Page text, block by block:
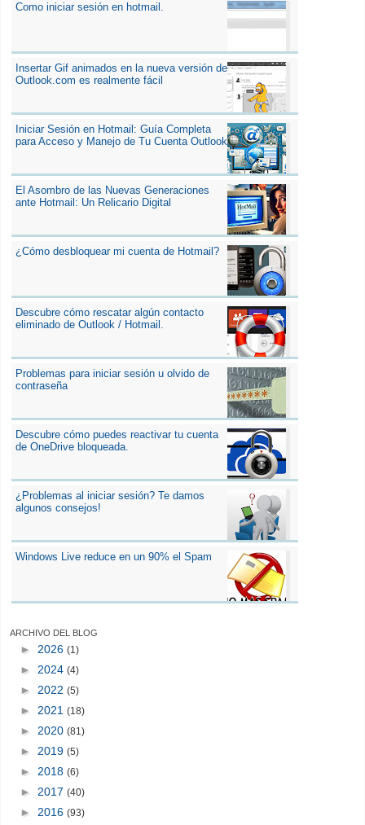
Como iniciar sesión en hotmail.
Insertar Gif animados en la nueva versión de
Outlook.com es realmente fácil
Iniciar Sesión en Hotmail: Guía Completa
para Acceso y Manejo de Tu Cuenta Outlook
El Asombro de las Nuevas Generaciones
ante Hotmail: Un Relicario Digital
¿Cómo desbloquear mi cuenta de Hotmail?
Descubre cómo rescatar algún contacto
eliminado de Outlook / Hotmail.
Problemas para iniciar sesión u olvido de
contraseña
Descubre cómo puedes reactivar tu cuenta
de OneDrive bloqueada.
¿Problemas al iniciar sesión? Te damos
algunos consejos!
Windows Live reduce en un 90% el Spam
ARCHIVO DEL BLOG
► 2026 (1)
► 2024 (4)
► 2022 (5)
► 2021 (18)
► 2020 (81)
► 2019 (5)
► 2018 (6)
► 2017 (40)
► 2016 (93)